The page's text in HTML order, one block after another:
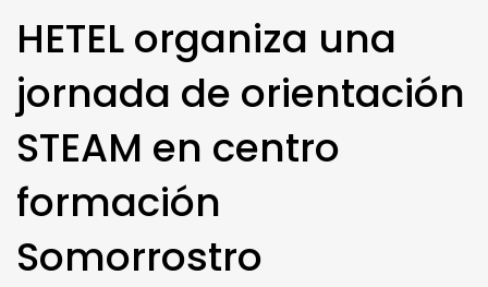
HETEL organiza una
jornada de orientación
STEAM en centro
formación
Somorrostro